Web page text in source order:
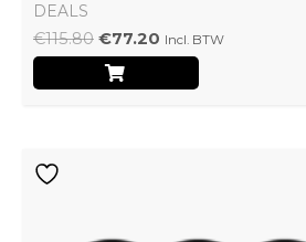
DEALS
€115.80 €77.20 Incl. BTW